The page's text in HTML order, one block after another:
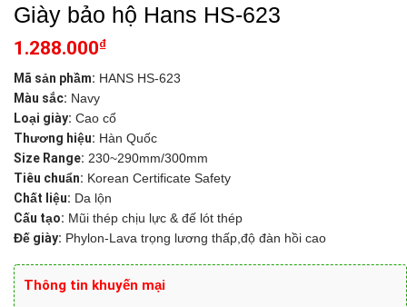
Giày bảo hộ Hans HS-623
1.288.000₫
Mã sản phầm: HANS HS-623
Màu sắc: Navy
Loại giày: Cao cổ
Thương hiệu: Hàn Quốc
Size Range: 230~290mm/300mm
Tiêu chuẩn: Korean Certificate Safety
Chất liệu: Da lộn
Cấu tạo: Mũi thép chịu lực & đế lót thép
Đế giày: Phylon-Lava trọng lương thấp,độ đàn hồi cao
Thông tin khuyến mại